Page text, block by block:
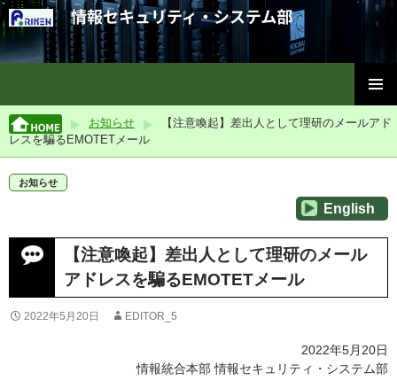
ニュー
ン
テ
ン
ツ
へ
お知らせ
【注意喚起】差出人として理研のメールアド
レスを騙るEMOTETメール
お知らせ
English
【注意喚起】差出人として理研のメール
アドレスを騙るEMOTETメール
2022年5月20日 EDITOR_5
2022年5月20日
情報統合本部 情報セキュリティ・システム部